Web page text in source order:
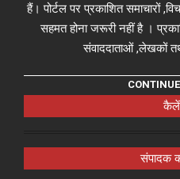
हैं। पोर्टल पर प्रकाशित समाचारों
सहमत होना जरूरी नहीं है ।
संवाददाताओं ,लेखकों
संपादक